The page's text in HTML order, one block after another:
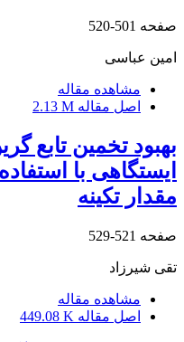
صفحه 501-520
امین عباسی
مشاهده مقاله
اصل مقاله 2.13 M
بهبود تخمین تابع
ایستگاهی با
مقدار تکینه
صفحه 521-529
تقی شیرزاد
مشاهده مقاله
اصل مقاله 449.08 K